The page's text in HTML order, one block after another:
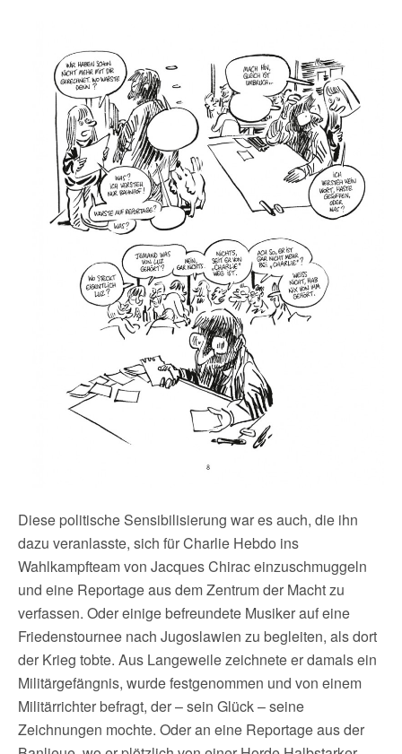
Diese politische Sensibilisierung war es auch, die ihn
dazu veranlasste, sich für Charlie Hebdo ins
Wahlkampfteam von Jacques Chirac einzuschmuggeln
und eine Reportage aus dem Zentrum der Macht zu
verfassen. Oder einige befreundete Musiker auf eine
Friedenstournee nach Jugoslawien zu begleiten, als dort
der Krieg tobte. Aus Langeweile zeichnete er damals ein
Militärgefängnis, wurde festgenommen und von einem
Militärrichter befragt, der – sein Glück – seine
Zeichnungen mochte. Oder an eine Reportage aus der